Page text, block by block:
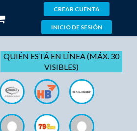
CREAR CUENTA
INICIO DE SESIÓN
QUIÉN ESTÁ EN LÍNEA (MÁX. 30
VISIBLES)